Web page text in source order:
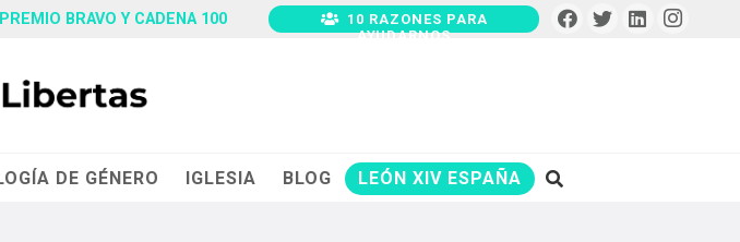
BRAVO Y CADENA 100
10 RAZONES PARA
AYUDARNOS
DE GÉNERO IGLESIA BLOG LEÓN XIV ESPAÑA